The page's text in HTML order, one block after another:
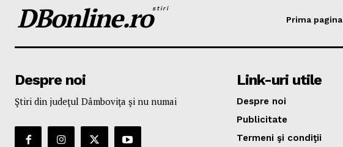
DBonline.rostiri
Prima pagina
Despre noi
Ştiri din judeţul Dâmboviţa şi nu numai
Link-uri utile
Despre noi
Publicitate
Termeni şi condiţii